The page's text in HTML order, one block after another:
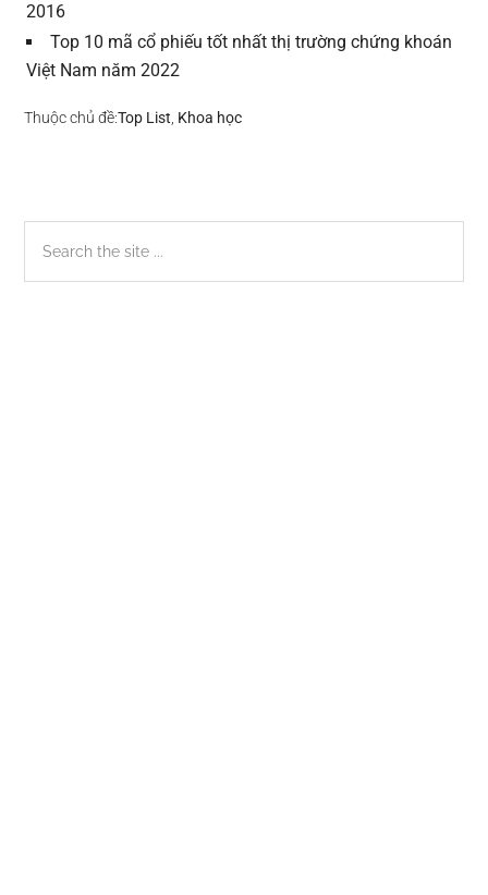
2016
Top 10 mã cổ phiếu tốt nhất thị trường chứng khoán
Việt Nam năm 2022
Thuộc chủ đề:Top List, Khoa học
Sidebar
chính
the